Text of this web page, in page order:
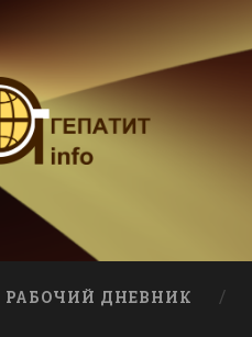
РАБОЧИЙ ДНЕВНИК